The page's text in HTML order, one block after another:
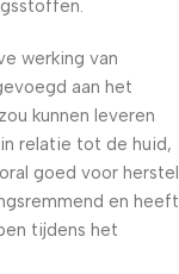
werking van
aan het
kunnen leveren
relatie tot de huid,
goed voor herstel
en heeft
tijdens het